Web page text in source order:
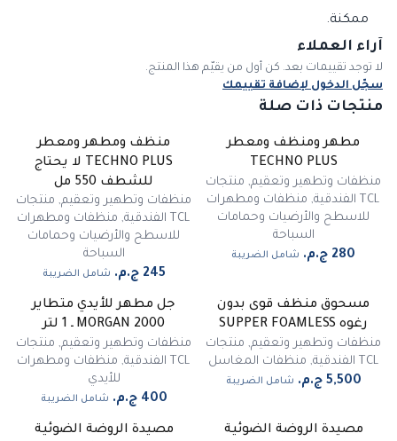
ممكنة.
آراء العملاء
لا توجد تقييمات بعد. كن أول من يقيّم هذا المنتج.
سجّل الدخول لإضافة تقييمك
منتجات ذات صلة
مطهر ومنظف ومعطر
TECHNO PLUS
منظفات وتطهير وتعقيم, منتجات
TCL الفندقية
, منظفات ومطهرات
للاسطح والأرضيات وحمامات
السباحة
شامل الضريبة
منظف ومطهر ومعطر
TECHNO PLUS لا يحتاج
للشطف 550 مل
منظفات وتطهير وتعقيم, منتجات
TCL الفندقية
, منظفات ومطهرات
للاسطح والأرضيات وحمامات
السباحة
شامل الضريبة
مسحوق منظف قوى بدون
رغوه SUPPER FOAMLESS
منظفات وتطهير وتعقيم, منتجات
TCL الفندقية
, منظفات المغاسل
شامل الضريبة
جل مطهر للأيدي متطاير
MORGAN 2000 ـ 1 لتر
منظفات وتطهير وتعقيم, منتجات
TCL الفندقية
, منظفات ومطهرات
للأيدي
شامل الضريبة
مصيدة الروضة الضوئية
مصيدة الروضة الضوئية